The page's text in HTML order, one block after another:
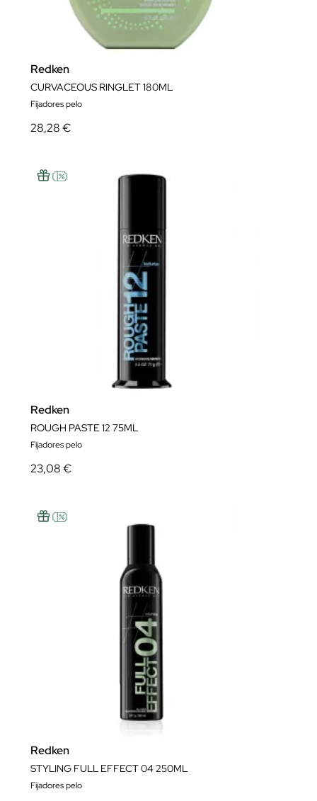
Redken
CURVACEOUS RINGLET 180ML
Fijadores pelo
28,28 €
Redken
ROUGH PASTE 12 75ML
Fijadores pelo
23,08 €
Redken
STYLING FULL EFFECT 04 250ML
Fijadores pelo